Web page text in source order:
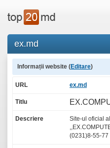
ex.md
Informații website (Editare)
URL ex.md
Titlu
Descriere
Site-ul oficial
(0231)8-55-77